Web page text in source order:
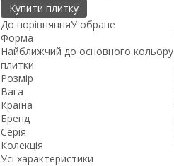
Купити плитку
До порівнянняУ обране
Форма
Найближчий до основного кольору
плитки
Розмір
Вага
Країна
Бренд
Серія
Колекція
Усі характеристики